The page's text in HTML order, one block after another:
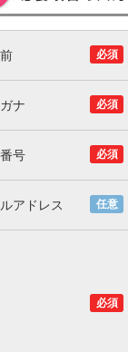
必須
必須
ナ
必須
号
任意
アドレス
必須